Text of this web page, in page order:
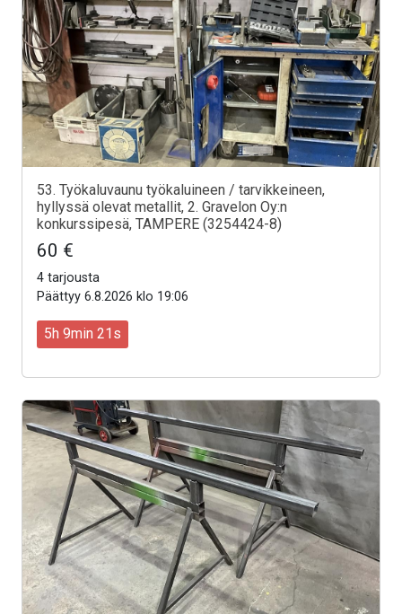
53. Työkaluvaunu työkaluineen / tarvikkeineen,
hyllyssä olevat metallit, 2. Gravelon Oy:n
konkurssipesä, TAMPERE (3254424-8)
60 €
4 tarjousta
Päättyy 6.8.2026 klo 19:06
5h 9min 19s